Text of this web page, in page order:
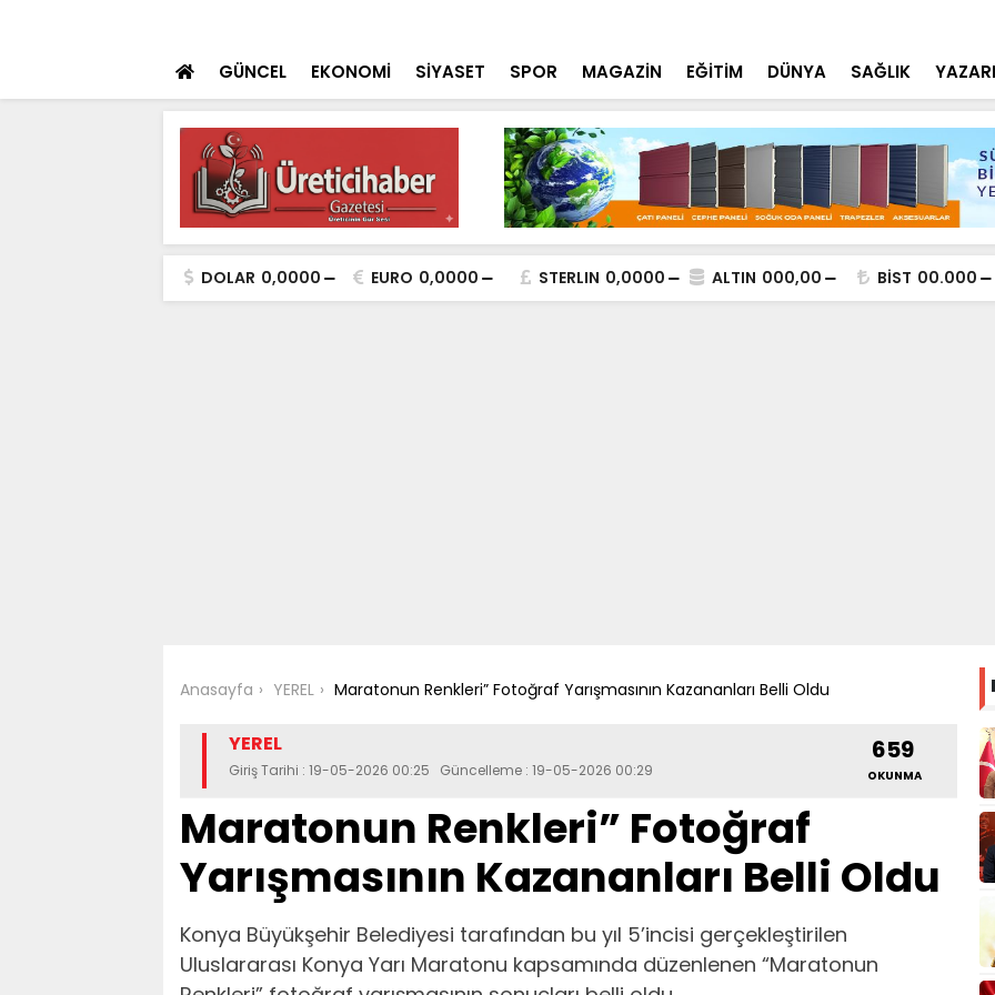
GÜNCEL EKONOMİ SİYASET SPOR MAGAZİN EĞİTİM DÜNYA SAĞLIK
DOLAR 0,0000 EURO 0,0000 STERLIN 0,0000 ALTIN 000,00 BİST 00.000
Anasayfa YEREL Maratonun Renkleri” Fotoğraf Yarışmasının Kazananları Belli Oldu
YEREL
Giriş Tarihi : 19-05-2026 00:25 Güncelleme : 19-05-2026 00:29
659
OKUNMA
Maratonun Renkleri” Fotoğraf
Yarışmasının Kazananları Belli Oldu
Konya Büyükşehir Belediyesi tarafından bu yıl 5’incisi gerçekleştirilen
Uluslararası Konya Yarı Maratonu kapsamında düzenlenen “Maratonun